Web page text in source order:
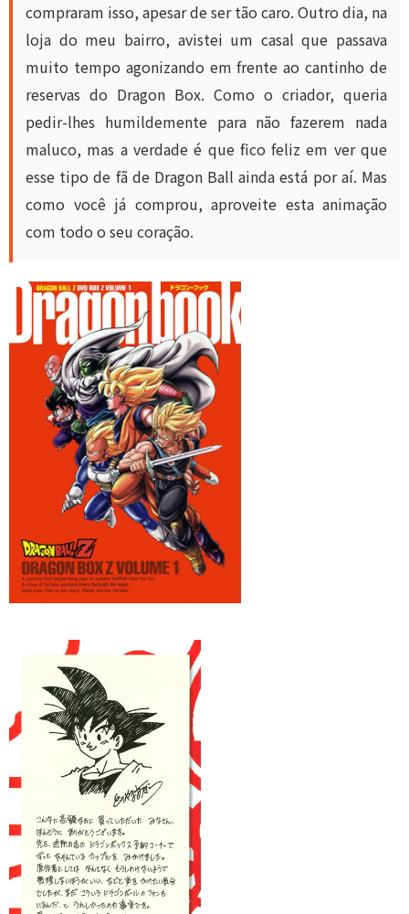
compraram isso, apesar de ser tão caro. Outro dia, na
loja do meu bairro, avistei um casal que passava
muito tempo agonizando em frente ao cantinho de
reservas do Dragon Box. Como o criador, queria
pedir-lhes humildemente para não fazerem nada
maluco, mas a verdade é que fico feliz em ver que
esse tipo de fã de Dragon Ball ainda está por aí. Mas
como você já comprou, aproveite esta animação
com todo o seu coração.